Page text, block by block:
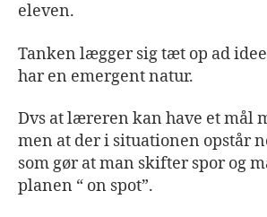
eleven.
Tanken lægger sig tæt op ad
har en emergent natur.
Dvs at læreren kan have et mål
men at der i situationen opstår
som gør at man skifter spor og
planen “ on spot”.